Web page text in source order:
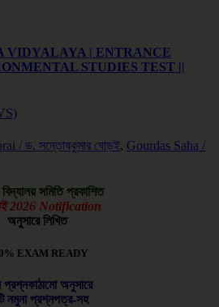
VIDYALAYA | ENTRANCE
STUDIES TEST ||
/ ড. সন্তোষকুমার ঘোড়ই, Gourdas Saha /
সমিতি প্রকাশিত
2026 Notification
অনুসারে লিখিত
EXAM READY
অনুসারে
নমুনা প্রশ্নপত্র-সহ